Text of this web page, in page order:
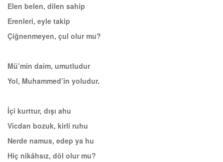
Elen belen, dilen sahip
Erenleri, eyle takip
Çiğnenmeyen, çul olur mu?
Mü’min daim, umutludur
Yol, Muhammed’in yoludur.
İçi kurttur, dışı ahu
Vicdan bozuk, kirli ruhu
Nerde namus, edep ya hu
Hiç nikâhsız, döl olur mu?